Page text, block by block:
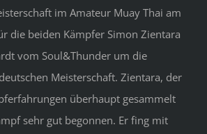
im Amateur Muay Thai am
die beiden Kämpfer Simon Zientara
vom Soul&Thunder um die
Meisterschaft. Zientara, der
überhaupt gesammelt
sehr gut begonnen. Er fing mit